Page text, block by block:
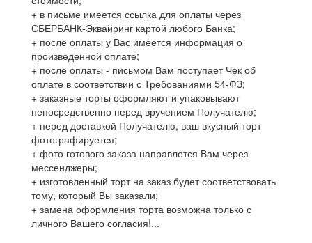
+ в письме имеется ссылка для оплаты через
СБЕРБАНК-Эквайринг картой любого Банка;
+ после оплаты у Вас имеется информация о
произведенной оплате;
+ после оплаты - письмом Вам поступает Чек об
оплате в соответствии с Требованиями 54-ФЗ;
+ заказные торты оформляют и упаковывают
непосредственно перед вручением Получателю;
+ перед доставкой Получателю, ваш вкусный торт
фотографируется;
+ фото готового заказа направлется Вам через
мессенджеры;
+ изготовленный торт на заказ будет соответствовать
тому, который Вы заказали;
+ замена оформления торта возможна только с
личного Вашего согласия!...